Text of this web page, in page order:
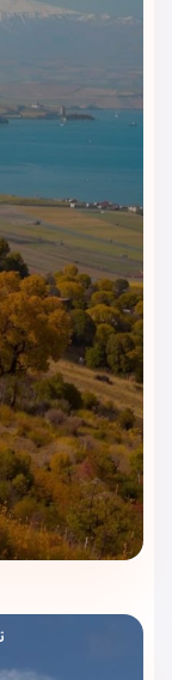
مهمانان داخلی و
رستوران اصلی
صرف صبحانه،
سرو صبحانه
ترکی، نان‌های
نوشیدنی‌های گرم
ارائه منوی ناهار
محیطی آرام، با
گزینه‌های ویژه
استفاده از
قرارهای
کافی‌شاپ
در طبقه همکف
کافه سرو می‌شود:
قهوه ترک اصیل،